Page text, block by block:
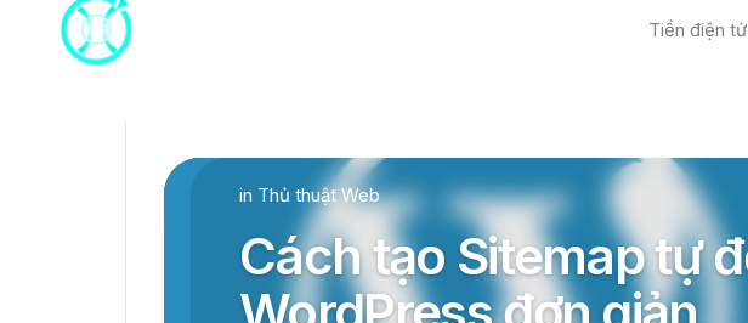
Tiền điện tử
in Thủ thuật Web
Cách tạo Sitemap tự